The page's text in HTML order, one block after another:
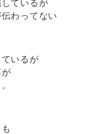
ているが
わってない
いるが